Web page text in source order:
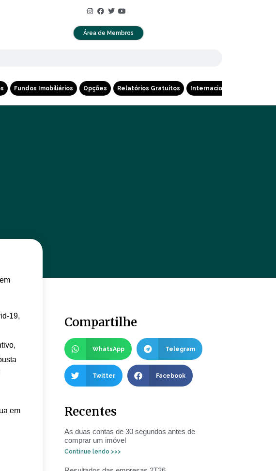
Área de Membros
Fundos Imobiliários Opções Relatórios Gratuitos Internacional
19,
em
Compartilhe
WhatsApp Telegram
Twitter Facebook
Recentes
As duas contas de 30 segundos antes de
comprar um imóvel
Continue lendo >>>